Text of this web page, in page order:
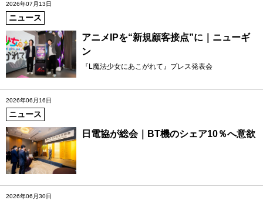
2026年07月13日
ニュース
アニメIPを“新規顧客接点”に｜ニューギ
ン
『L魔法少女にあこがれて』プレス発表会
2026年06月16日
ニュース
日電協が総会｜BT機のシェア10％へ意欲
2026年06月30日